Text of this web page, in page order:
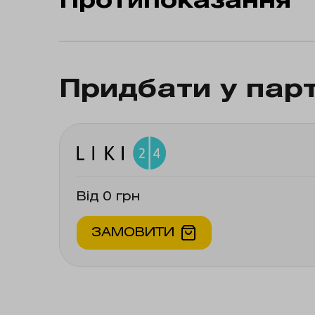
ниркова недостатність тяжкого
захворювання або загострення
недостатність, нещодавно
Придбати у
Від 0 грн
ЗАМОВИТИ